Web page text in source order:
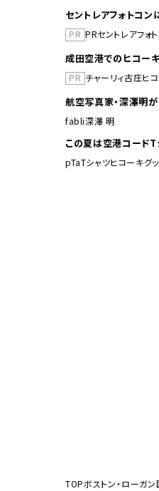
セントレアフォトコ
PR PRセントレアフォ
成田空港でのヒコー
PR チャーリィ古庄ヒ
航空写真家・深澤明
fabli深澤 明
pTaTシャツヒコーキグ
TOPボストン・ローガ